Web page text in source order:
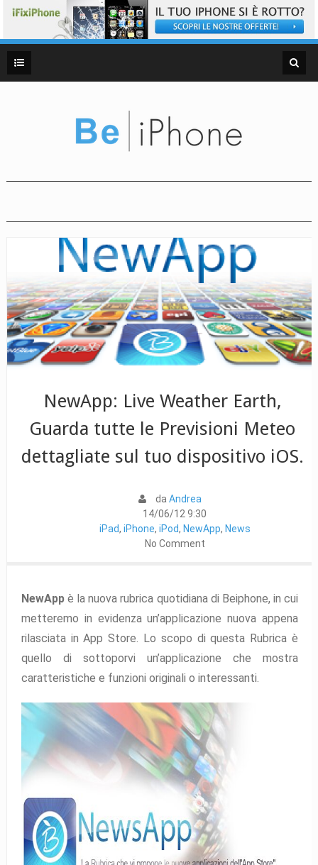
NewApp: Live Weather Earth,
Guarda tutte le Previsioni Meteo
dettagliate sul tuo dispositivo iOS.
daAndrea
14/06/12 9:30
iPad, iPhone, iPod, NewApp, News
No Comment
NewAppè la nuova rubrica quotidiana di Beiphone, in cui
metteremo in evidenza un’applicazione nuova appena
rilasciata in App Store. Lo scopo di questa Rubrica è
quello di sottoporvi un’applicazione che mostra
caratteristiche e funzioni originali o interessanti.